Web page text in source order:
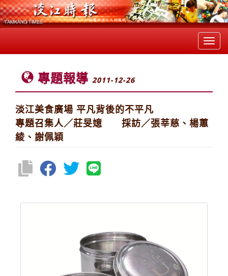
專題報導 2011-12-26
淡江美食廣場 平凡背後的不平凡
專題召集人／莊旻嬑 採訪／張莘慈、楊蕙
綾、謝佩穎